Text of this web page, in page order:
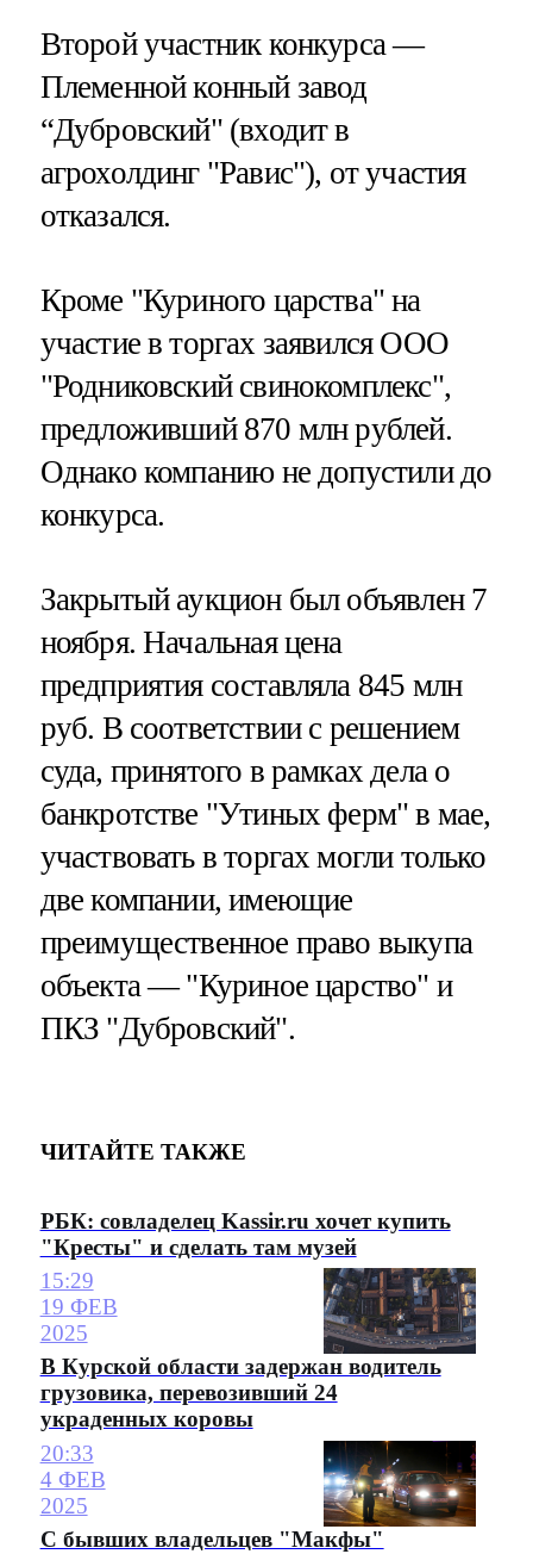
Второй участник конкурса —
Племенной конный завод
“Дубровский" (входит в
агрохолдинг "Равис"), от участия
отказался.
Кроме "Куриного царства" на
участие в торгах заявился ООО
"Родниковский свинокомплекс",
предложивший 870 млн рублей.
Однако компанию не допустили до
конкурса.
Закрытый аукцион был объявлен 7
ноября. Начальная цена
предприятия составляла 845 млн
руб. В соответствии с решением
суда, принятого в рамках дела о
банкротстве "Утиных ферм" в мае,
участвовать в торгах могли только
две компании, имеющие
преимущественное право выкупа
объекта — "Куриное царство" и
ПКЗ "Дубровский".
ЧИТАЙТЕ ТАКЖЕ
РБК: совладелец Kassir.ru хочет купить
"Кресты" и сделать там музей
15:29
19 ФЕВ
2025
В Курской области задержан водитель
грузовика, перевозивший 24
украденных коровы
20:33
4 ФЕВ
2025
С бывших владельцев "Макфы"